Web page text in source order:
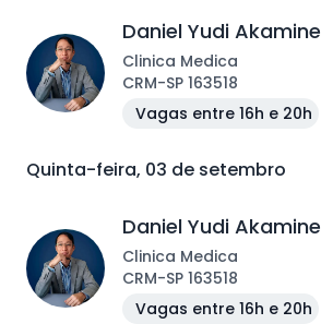
Daniel Yudi Akamine
Clinica Medica
CRM-SP 163518
Vagas entre 16h e 20h
Quinta-feira, 03 de setembro
Daniel Yudi Akamine
Clinica Medica
CRM-SP 163518
Vagas entre 16h e 20h